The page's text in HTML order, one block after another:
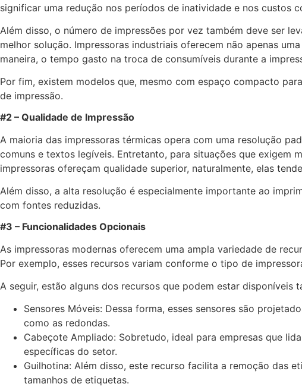
significar uma redução nos períodos de inatividade e nos custos
Além disso, o número de impressões por vez também deve ser
melhor solução. Impressoras industriais oferecem não apenas
maneira, o tempo gasto na troca de consumíveis durante a
Por fim, existem modelos que, mesmo com espaço compacto
de impressão.
#2 – Qualidade de Impressão
A maioria das impressoras térmicas opera com uma resolução
comuns e textos legíveis. Entretanto, para situações que exigem
impressoras ofereçam qualidade superior, naturalmente, elas
Além disso, a alta resolução é especialmente importante ao
com fontes reduzidas.
#3 – Funcionalidades Opcionais
As impressoras modernas oferecem uma ampla variedade de
Por exemplo, esses recursos variam conforme o tipo de
A seguir, estão alguns dos recursos que podem estar disponíveis
Sensores Móveis: Dessa forma, esses sensores são
como as redondas.
Cabeçote Ampliado: Sobretudo, ideal para empresas que
específicas do setor.
Guilhotina: Além disso, este recurso facilita a remoção das
tamanhos de etiquetas.